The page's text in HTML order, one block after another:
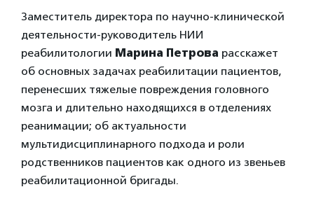
Заместитель директора по научно-клинической
деятельности-руководитель НИИ
реабилитологии Марина Петрова расскажет
об основных задачах реабилитации пациентов,
перенесших тяжелые повреждения головного
мозга и длительно находящихся в отделениях
реанимации; об актуальности
мультидисциплинарного подхода и роли
родственников пациентов как одного из звеньев
реабилитационной бригады.